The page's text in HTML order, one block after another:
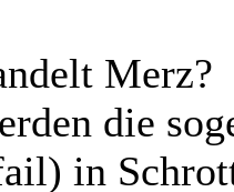
Merz?
die
in